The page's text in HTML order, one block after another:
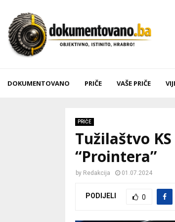
DOKUMENTOVANO PRIČE VAŠE PRIČE
PRIČE
Tužilaštvo
“Prointera”
by Redakcija 01.07.2024
PODIJELI 0